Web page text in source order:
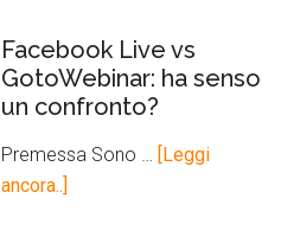
Facebook Live vs
GotoWebinar: ha senso
un confronto?
Premessa Sono …
[Leggi
ancora..]